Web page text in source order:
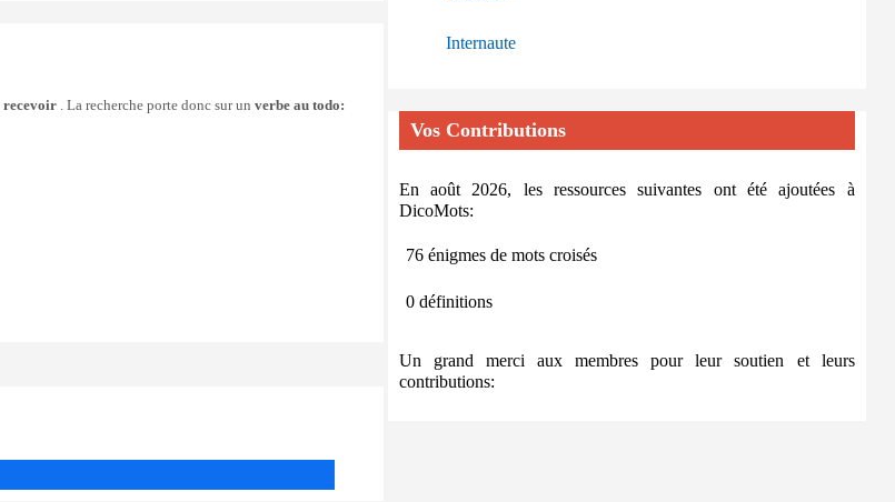
recevoir . La recherche porte donc sur un verbe au todo:
Internaute
Vos Contributions
En août 2026, les ressources suivantes ont été ajoutées à
DicoMots:
76 énigmes de mots croisés
0 définitions
Un grand merci aux membres pour leur soutien et leurs
contributions: